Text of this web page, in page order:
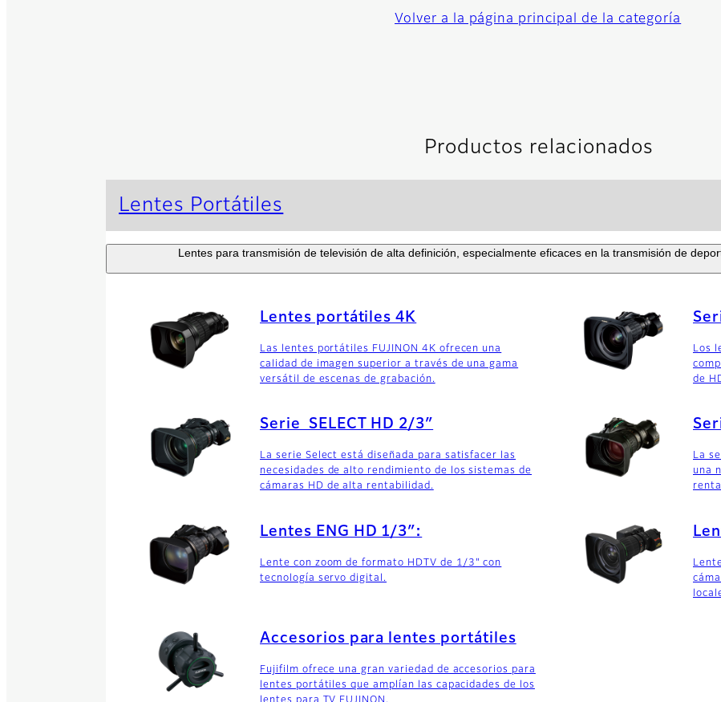
Volver a la página principal de la categoría
Productos relacionados
Lentes Portátiles
Lentes para transmisión de televisión de alta definición, especialmente eficaces en la transmisión de
Lentes portátiles 4K
Las lentes portátiles FUJINON 4K ofrecen una
calidad de imagen superior a través de una gama
versátil de escenas de grabación.
Los
de
Serie SELECT HD 2/3″
La serie Select está diseñada para satisfacer las
necesidades de alto rendimiento de los sistemas de
cámaras HD de alta rentabilidad.
La
una
Lentes ENG HD 1/3″:
Lente con zoom de formato HDTV de 1/3" con
tecnología servo digital.
Accesorios para lentes portátiles
Fujifilm ofrece una gran variedad de accesorios para
lentes portátiles que amplían las capacidades de los